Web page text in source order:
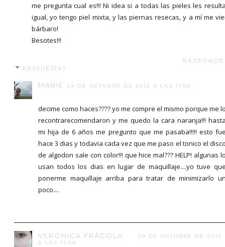
me pregunta cual es!!! Ni idea si a todas las pieles les
igual, yo tengo piel mixta, y las piernas resecas, y a mí me
bárbaro!
Besotes!!!
RESPUESTAS
MARIE 24 DE OCTUBRE DE 2012 A LAS 11:06
decime como haces???? yo me compre el mismo porque me
recontrarecomendaron y me quedo la cara naranja!!!
mi hija de 6 años me pregunto que me pasaba!!!!! esto
hace 3 dias y todavia cada vez que me paso el tonico el
de algodon sale con color!!! que hice mal??? HELP! algunas
usan todos los dias en lugar de maquillaje....yo tuve
ponerme maquillaje arriba para tratar de minimizarlo
poco....
VERÓNICA FRÁGOLA
24 DE OCTUBRE DE 2012
A LAS 11:09